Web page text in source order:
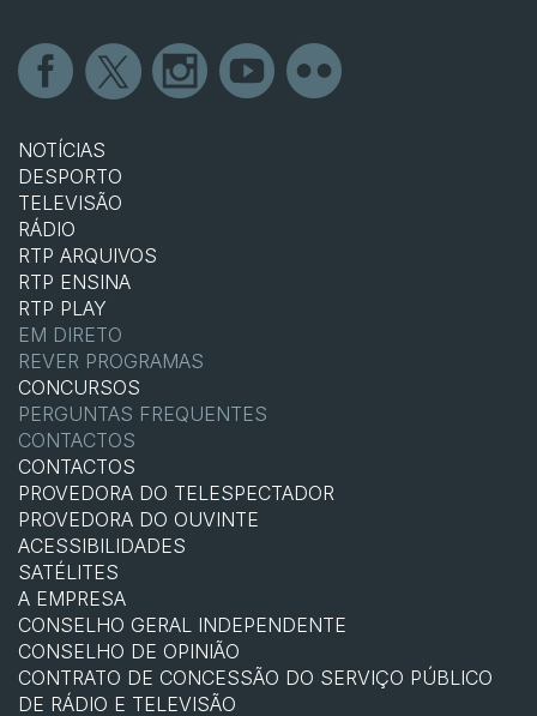
NOTÍCIAS
DESPORTO
TELEVISÃO
RÁDIO
RTP ARQUIVOS
RTP ENSINA
RTP PLAY
EM DIRETO
REVER PROGRAMAS
CONCURSOS
PERGUNTAS FREQUENTES
CONTACTOS
CONTACTOS
PROVEDORA DO TELESPECTADOR
PROVEDORA DO OUVINTE
ACESSIBILIDADES
SATÉLITES
A EMPRESA
CONSELHO GERAL INDEPENDENTE
CONSELHO DE OPINIÃO
CONTRATO DE CONCESSÃO DO SERVIÇO PÚBLICO
DE RÁDIO E TELEVISÃO